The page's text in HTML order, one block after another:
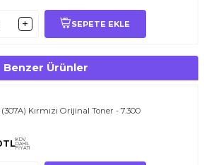
SEPETE EKLE
Benzer Ürünler
Kırmızı Orijinal Toner - 7.300
TLKDV
DAHİL
FİYATI